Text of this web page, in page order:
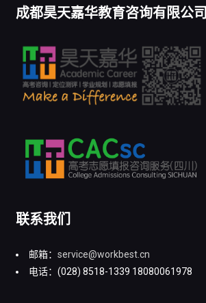
成都昊天嘉华教育咨询有限公司
联系我们
邮箱： service@workbest.cn
电话：(028) 8518-1339 18080061978